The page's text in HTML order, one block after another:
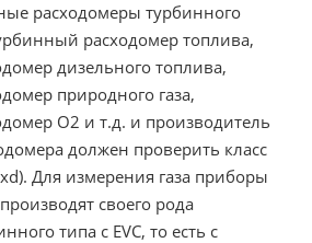
расходомеры турбинного
расходомер топлива,
дизельного топлива,
природного газа,
O2 и т.д. и производитель
должен проверить класс
Для измерения газа приборы
своего рода
типа с EVC, то есть с